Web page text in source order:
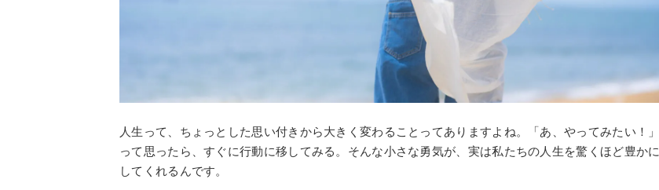
人生って、ちょっとした思い付きから大きく変わることってありますよね。「あ、やってみたい！」
って思ったら、すぐに行動に移してみる。そんな小さな勇気が、実は私たちの人生を驚くほど豊かに
してくれるんです。